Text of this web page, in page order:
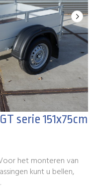
serie 151x75cm
het monteren van
kunt u bellen,